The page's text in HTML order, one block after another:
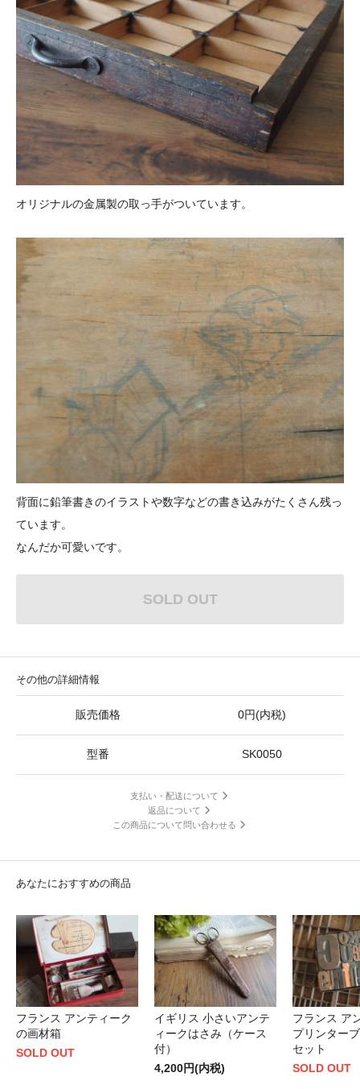
オリジナルの金属製の取っ手がついています。
背面に鉛筆書きのイラストや数字などの書き込みがたくさん残っ
ています。
なんだか可愛いです。
SOLD OUT
その他の詳細情報
販売価格 0円(内税)
型番 SK0050
支払い・配送について
返品について
この商品について問い合わせる
あなたにおすすめの商品
フランス アンティーク
の画材箱
SOLD OUT
イギリス 小さいアンテ
ィークはさみ（ケース
付）
4,200円(内税)
フランス ア
プリンター
セット
SOLD OUT